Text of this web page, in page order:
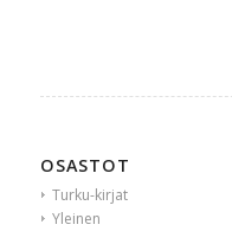
OSASTOT
Turku-kirjat
Yleinen